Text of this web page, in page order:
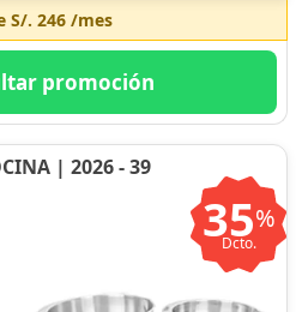
S/. 246/mes
promoción
| 2026 - 39
35%
Dcto.